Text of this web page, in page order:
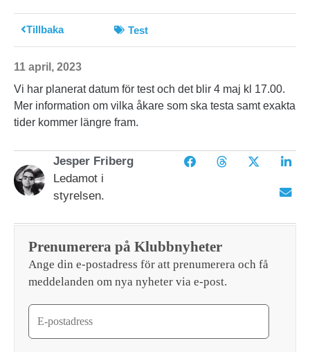
Tillbaka Test
11 april, 2023
Vi har planerat datum för test och det blir 4 maj kl 17.00.
Mer information om vilka åkare som ska testa samt exakta
tider kommer längre fram.
Jesper Friberg
Ledamot i
styrelsen.
Prenumerera på Klubbnyheter
Ange din e-postadress för att prenumerera och få
meddelanden om nya nyheter via e-post.